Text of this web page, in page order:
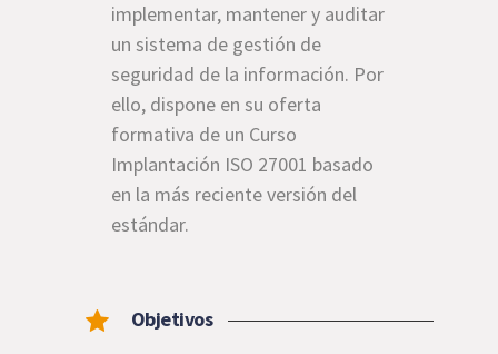
implementar, mantener y auditar
un sistema de gestión de
seguridad de la información. Por
ello, dispone en su oferta
formativa de un Curso
Implantación ISO 27001 basado
en la más reciente versión del
estándar.
Objetivos